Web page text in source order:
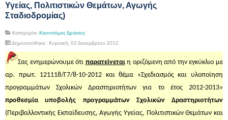
Υγείας, Πολιτιστικών Θεμάτων, Αγωγής
Σταδιοδρομίας)
Κατηγορία: Καινοτόμες Δράσεις
Δημοσιεύθηκε : Κυριακή, 02 Δεκεμβρίου 2012
Σας ενημερώνουμε ότι παρατείνεταιη οριζόμενη από την εγκύκλιο με
αρ. πρωτ. 121118/Γ7/8-10-2012 και θέμα «Σχεδιασμός και υλοποίηση
προγραμμάτων Σχολικών Δραστηριοτήτων για το έτος 2012-2013»
προθεσμία υποβολής προγραμμάτων Σχολικών Δραστηριοτήτων
(Περιβαλλοντικής Εκπαίδευσης, Αγωγής Υγείας, Πολιτιστικών Θεμάτων και